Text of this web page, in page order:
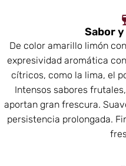
Sabor
De color amarillo limón
expresividad aromática
cítricos, como la lima, el
Intensos sabores
aportan gran frescura.
persistencia prolongada.